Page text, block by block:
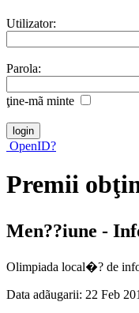
Utilizator:
Parola:
ţine-mã minte
OpenID?
Premii
Men??iune -
Olimpiada local�? de
Data adãugarii: 22 Feb